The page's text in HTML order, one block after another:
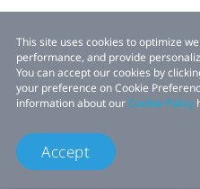
This site uses cookies to optimize
performance, and provide
You can accept our cookies by
your preference on Cookie
information about ourCookie Policy
Accept